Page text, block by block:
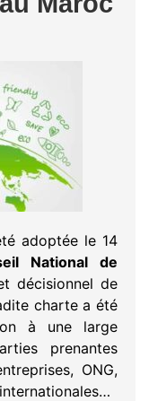
adoptée le 14
National de
décisionnel de
charte a été
à une large
prenantes
ONG,